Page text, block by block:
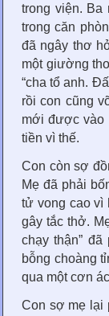
trong viện. Ba
trong căn
đã ngây thơ
một giường
“cha tổ anh.
rồi con cũng
mới được vào
tiền vì thế.
Con còn sợ
Mẹ đã phải
tử vong cao vì
gây tắc thở.
chạy thận”
bỗng choàng
qua một cơn
Con sợ mẹ lại